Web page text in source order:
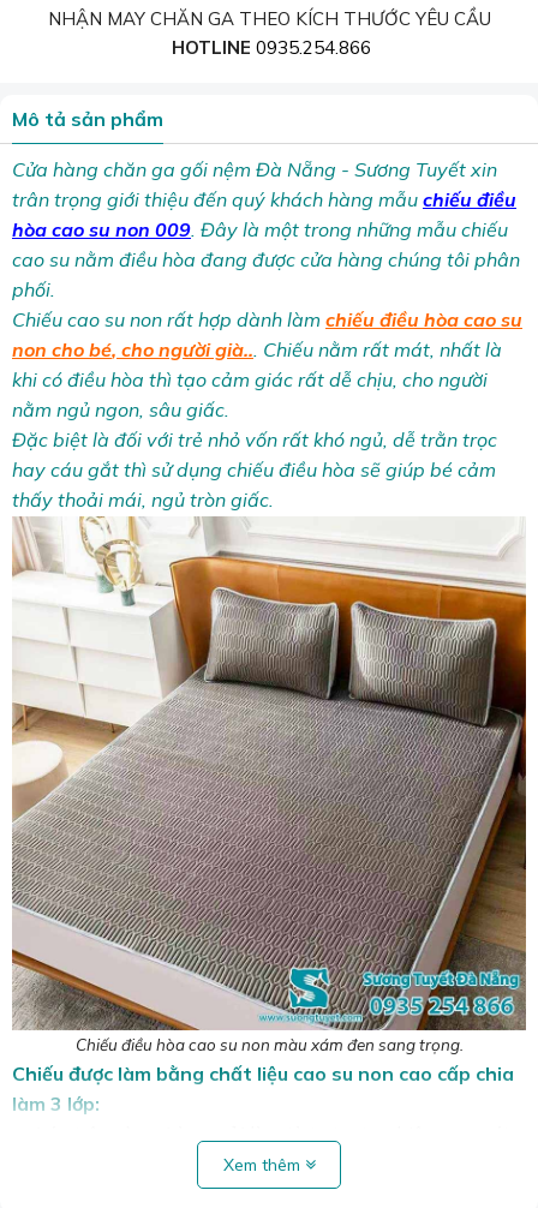
NHẬN MAY CHĂN GA THEO KÍCH THƯỚC YÊU CẦU
HOTLINE 0935.254.866
Mô tả sản phẩm
Cửa hàng chăn ga gối nệm Đà Nẵng - Sương Tuyết xin
trân trọng giới thiệu đến quý khách hàng mẫu chiếu điều
hòa cao su non 009. Đây là một trong những mẫu chiếu
cao su nằm điều hòa đang được cửa hàng chúng tôi phân
phối.
Chiếu cao su non rất hợp dành làm chiếu điều hòa cao su
non cho bé, cho người già... Chiếu nằm rất mát, nhất là
khi có điều hòa thì tạo cảm giác rất dễ chịu, cho người
nằm ngủ ngon, sâu giấc.
Đặc biệt là đối với trẻ nhỏ vốn rất khó ngủ, dễ trằn trọc
hay cáu gắt thì sử dụng chiếu điều hòa sẽ giúp bé cảm
thấy thoải mái, ngủ tròn giấc.
Chiếu điều hòa cao su non màu xám đen sang trọng.
Chiếu được làm bằng chất liệu cao su non cao cấp chia
làm 3 lớp:
mẻ và thân thiện với môi trường. Lớp cao su tencel latex
mềm mại, hút ẩm tốt, thông thoáng.
Xem thêm